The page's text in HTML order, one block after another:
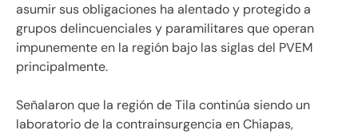
asumir sus obligaciones ha alentado y protegido a
grupos delincuenciales y paramilitares que operan
impunemente en la región bajo las siglas del PVEM
principalmente.
Señalaron que la región de Tila continúa siendo un
laboratorio de la contrainsurgencia en Chiapas,